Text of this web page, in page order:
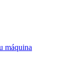
máquina